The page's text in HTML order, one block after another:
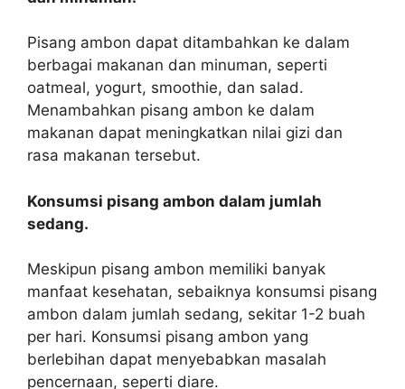
Pisang ambon dapat ditambahkan ke dalam
berbagai makanan dan minuman, seperti
oatmeal, yogurt, smoothie, dan salad.
Menambahkan pisang ambon ke dalam
makanan dapat meningkatkan nilai gizi dan
rasa makanan tersebut.
Konsumsi pisang ambon dalam jumlah
sedang.
Meskipun pisang ambon memiliki banyak
manfaat kesehatan, sebaiknya konsumsi pisang
ambon dalam jumlah sedang, sekitar 1-2 buah
per hari. Konsumsi pisang ambon yang
berlebihan dapat menyebabkan masalah
pencernaan, seperti diare.